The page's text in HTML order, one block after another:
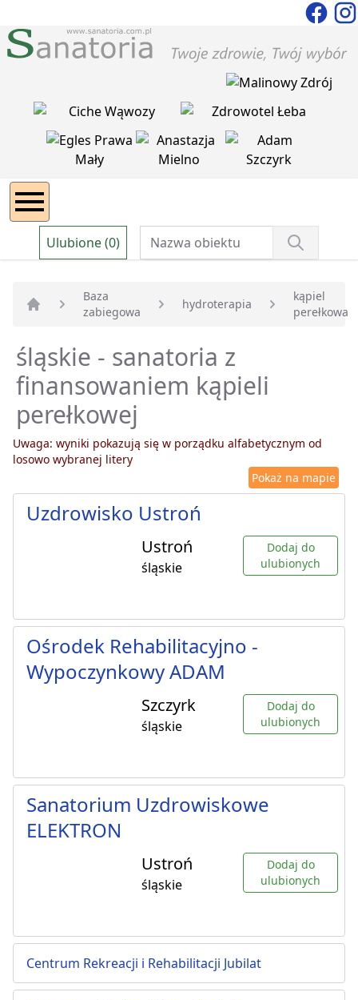
Ulubione (0)
Strona główna
Baza
zabiegowa
hydroterapia
kąpiel
perełkowa
śląskie - sanatoria z
finansowaniem kąpieli
perełkowej
Uwaga: wyniki pokazują się w porządku alfabetycznym od
losowo wybranej litery
Pokaż na mapie
Uzdrowisko Ustroń
Ustroń
śląskie
Dodaj do
ulubionych
Ośrodek Rehabilitacyjno -
Wypoczynkowy ADAM
Szczyrk
śląskie
Dodaj do
ulubionych
Sanatorium Uzdrowiskowe
ELEKTRON
Ustroń
śląskie
Dodaj do
ulubionych
Centrum Rekreacji i Rehabilitacji Jubilat